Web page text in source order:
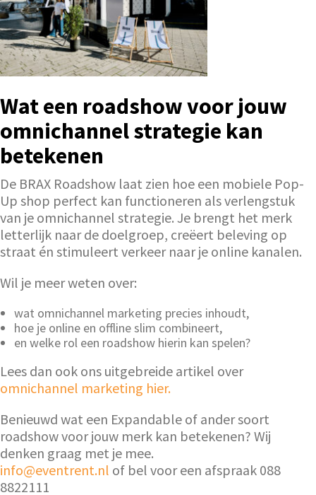
Wat een roadshow voor jouw
omnichannel strategie kan
betekenen
De BRAX Roadshow laat zien hoe een mobiele Pop-
Up shop perfect kan functioneren als verlengstuk
van je omnichannel strategie. Je brengt het merk
letterlijk naar de doelgroep, creëert beleving op
straat én stimuleert verkeer naar je online kanalen.
Wil je meer weten over:
wat omnichannel marketing precies inhoudt,
hoe je online en offline slim combineert,
en welke rol een roadshow hierin kan spelen?
Lees dan ook ons uitgebreide artikel over
omnichannel marketing hier.
Benieuwd wat een Expandable of ander soort
roadshow voor jouw merk kan betekenen? Wij
denken graag met je mee.
info@eventrent.nl of bel voor een afspraak 088
8822111